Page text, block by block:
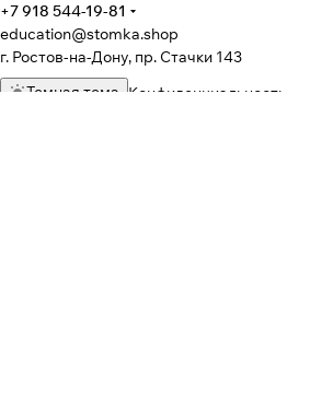
+7 918 544-19-81
education@stomka.shop
г. Ростов-на-Дону, пр. Стачки 143
Темная тема Конфиденциальность